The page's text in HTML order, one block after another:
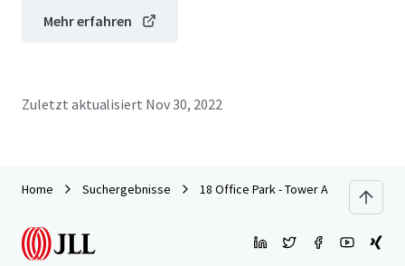
Mehr erfahren
Zuletzt aktualisiert Nov 30, 2022
Home Suchergebnisse 18 Office Park - Tower A